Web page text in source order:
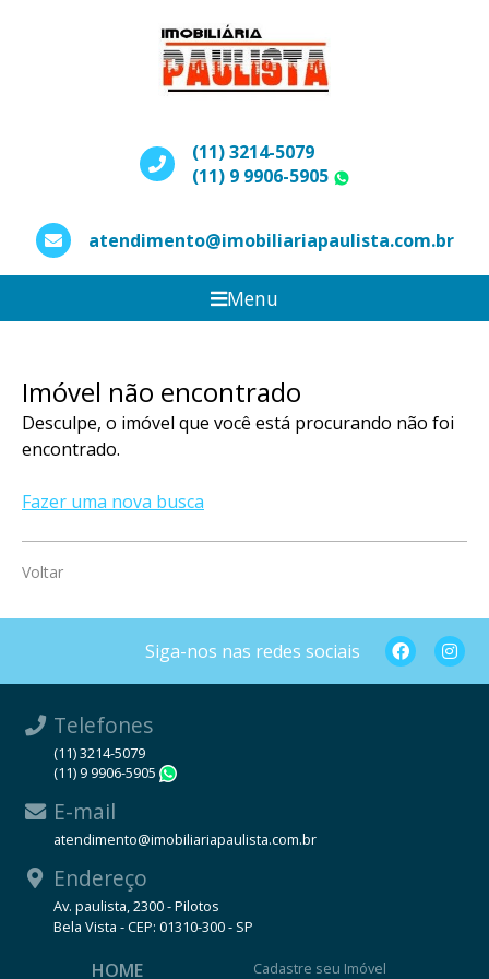
(11) 3214-5079
(11) 9 9906-5905
atendimento@imobiliariapaulista.com.br
Menu
Imóvel não encontrado
Desculpe, o imóvel que você está procurando não foi
encontrado.
Fazer uma nova busca
Voltar
Siga-nos nas redes sociais
Telefones
(11) 3214-5079
(11) 9 9906-5905
E-mail
atendimento@imobiliariapaulista.com.br
Endereço
Av. paulista, 2300 - Pilotos
Bela Vista - CEP: 01310-300 - SP
HOME Cadastre seu Imóvel